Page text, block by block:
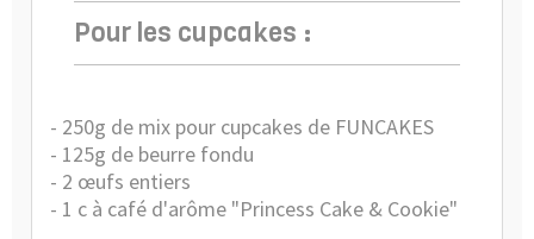
Pour les cupcakes :
- 250g de mix pour cupcakes de FUNCAKES
- 125g de beurre fondu
- 2 œufs entiers
- 1 c à café d'arôme "Princess Cake & Cookie"